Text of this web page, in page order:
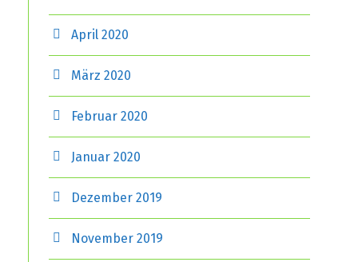
April 2020
März 2020
Februar 2020
Januar 2020
Dezember 2019
November 2019